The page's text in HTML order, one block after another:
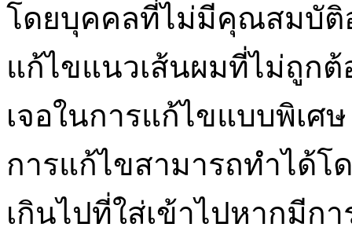
โดยบุคคลที่ไม่มีคุณสมบัติ
แก้ไขแนวเส้นผมที่ไม่ถูกต้
เจอในการแก้ไขแบบพิเศ
การแก้ไขสามารถทำได้โ
เกินไปที่ใส่เข้าไปหากมีก